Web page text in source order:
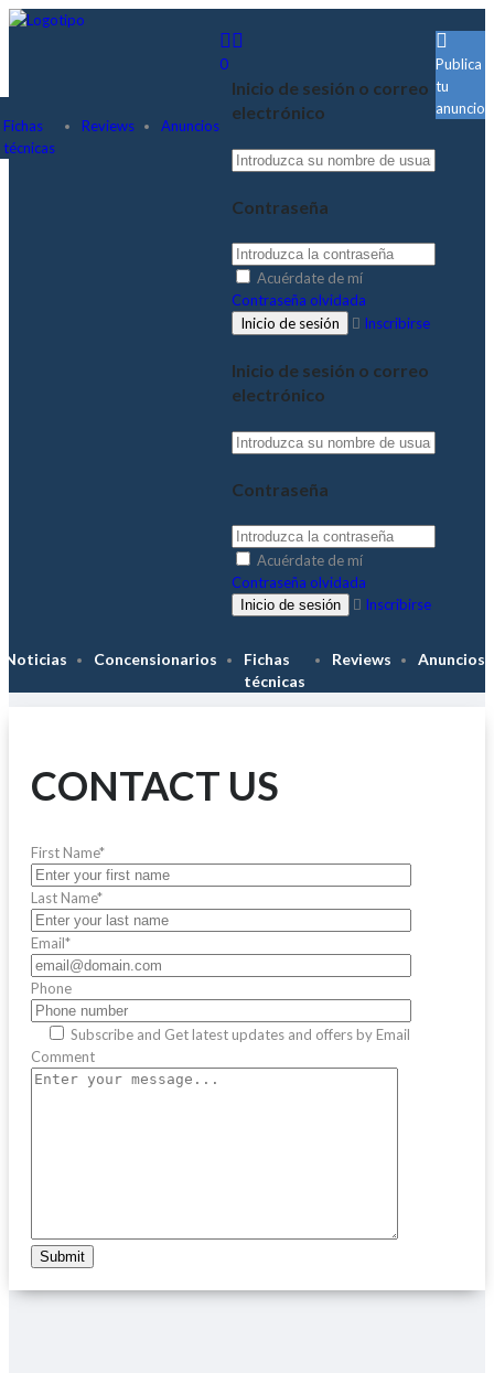
Publica
tu
anuncio
Inicio de sesión o correo
electrónico
Contraseña
Acuérdate de mí
Contraseña olvidada
Inscribirse
Inicio de sesión o correo
electrónico
Contraseña
Acuérdate de mí
Contraseña olvidada
Inscribirse
0
Anuncios
Reviews
Fichas
técnicas
Anuncios
Reviews
Fichas
técnicas
Concensionarios
Noticias
CONTACT US
First Name*
Last Name*
Email*
Phone
Subscribe and Get latest updates and offers by Email
Comment